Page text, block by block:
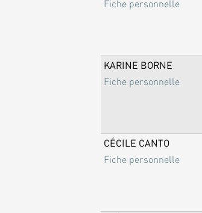
Fiche personnelle
KARINE BORNE
Fiche personnelle
CÉCILE CANTO
Fiche personnelle